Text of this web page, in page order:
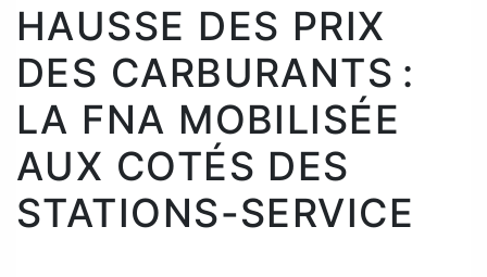
HAUSSE DES PRIX
DES CARBURANTS :
LA FNA MOBILISÉE
AUX COTÉS DES
STATIONS-SERVICE